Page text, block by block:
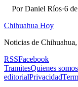
PorDaniel Ríos·6
Chihuahua Hoy
Noticias de
RSSFacebook
TramitesQuienes somos
editorialPrivacidad